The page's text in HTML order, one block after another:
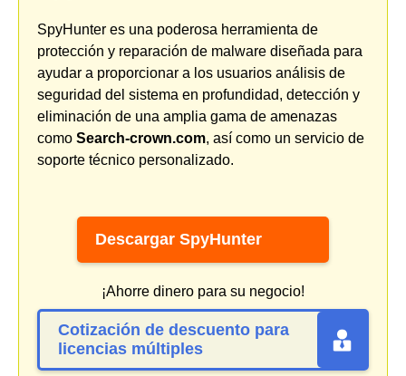
SpyHunter es una poderosa herramienta de
protección y reparación de malware diseñada para
ayudar a proporcionar a los usuarios análisis de
seguridad del sistema en profundidad, detección y
eliminación de una amplia gama de amenazas
como Search-crown.com, así como un servicio de
soporte técnico personalizado.
Descargar SpyHunter
¡Ahorre dinero para su negocio!
Cotización de descuento para
licencias múltiples